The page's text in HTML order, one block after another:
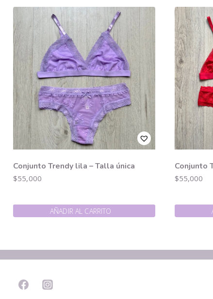
Conjunto Trendy lila – Talla única
$55,000
AÑADIR AL CARRITO
Conjunto
$55,000